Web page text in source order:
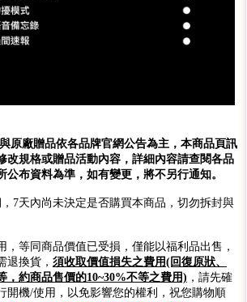
原廠贈品依各品牌官網公告為主，本商品頁訊
改規格或贈品活動內容，詳細內容請查閱各品
公布資料為準，如有變更，將不另行通知。
7天內尚未決定是否購買本商品，切勿拆封與
等同商品價值已受損，僅能以福利品出售，
退換貨， 須收取價值損失之費用(回復原狀、
，約商品售價的10~30%不等之費用) ，請先確
開機/使用，以免影響您的權利，祝您購物順